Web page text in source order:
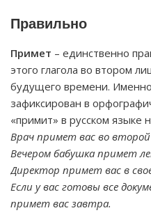
Правильно
Примет – единственно
этого глагола во втором
будущего времени.
зафиксирован в
«примит» в русском языке
Врач примет вас во второй
Вечером бабушка примет
Директор примет вас в
Если у вас готовы все
примет вас завтра.